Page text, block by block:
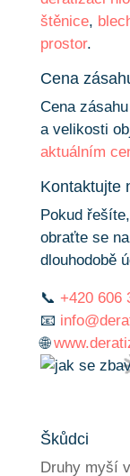
štěnice,
prostor.
Cena
Cena
a velikosti
aktuálním
Kontaktujte
Pokud řešíte,
obraťte se
dlouhodobě
📞 +420 606
📧
🌐
Škůdci
Druhy myší